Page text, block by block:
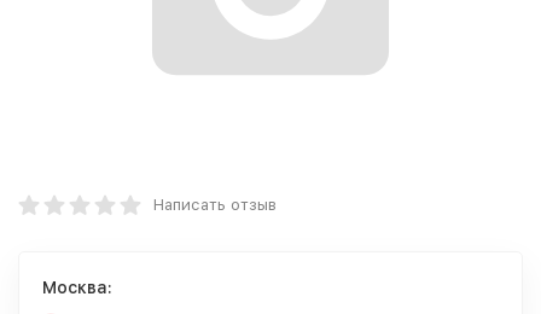
Написать отзыв
Москва: